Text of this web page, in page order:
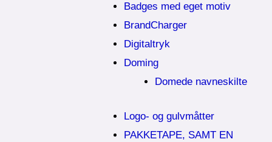
Badges med eget motiv
BrandCharger
Digitaltryk
Doming
Domede navneskilte
Logo- og gulvmåtter
PAKKETAPE, SAMT EN